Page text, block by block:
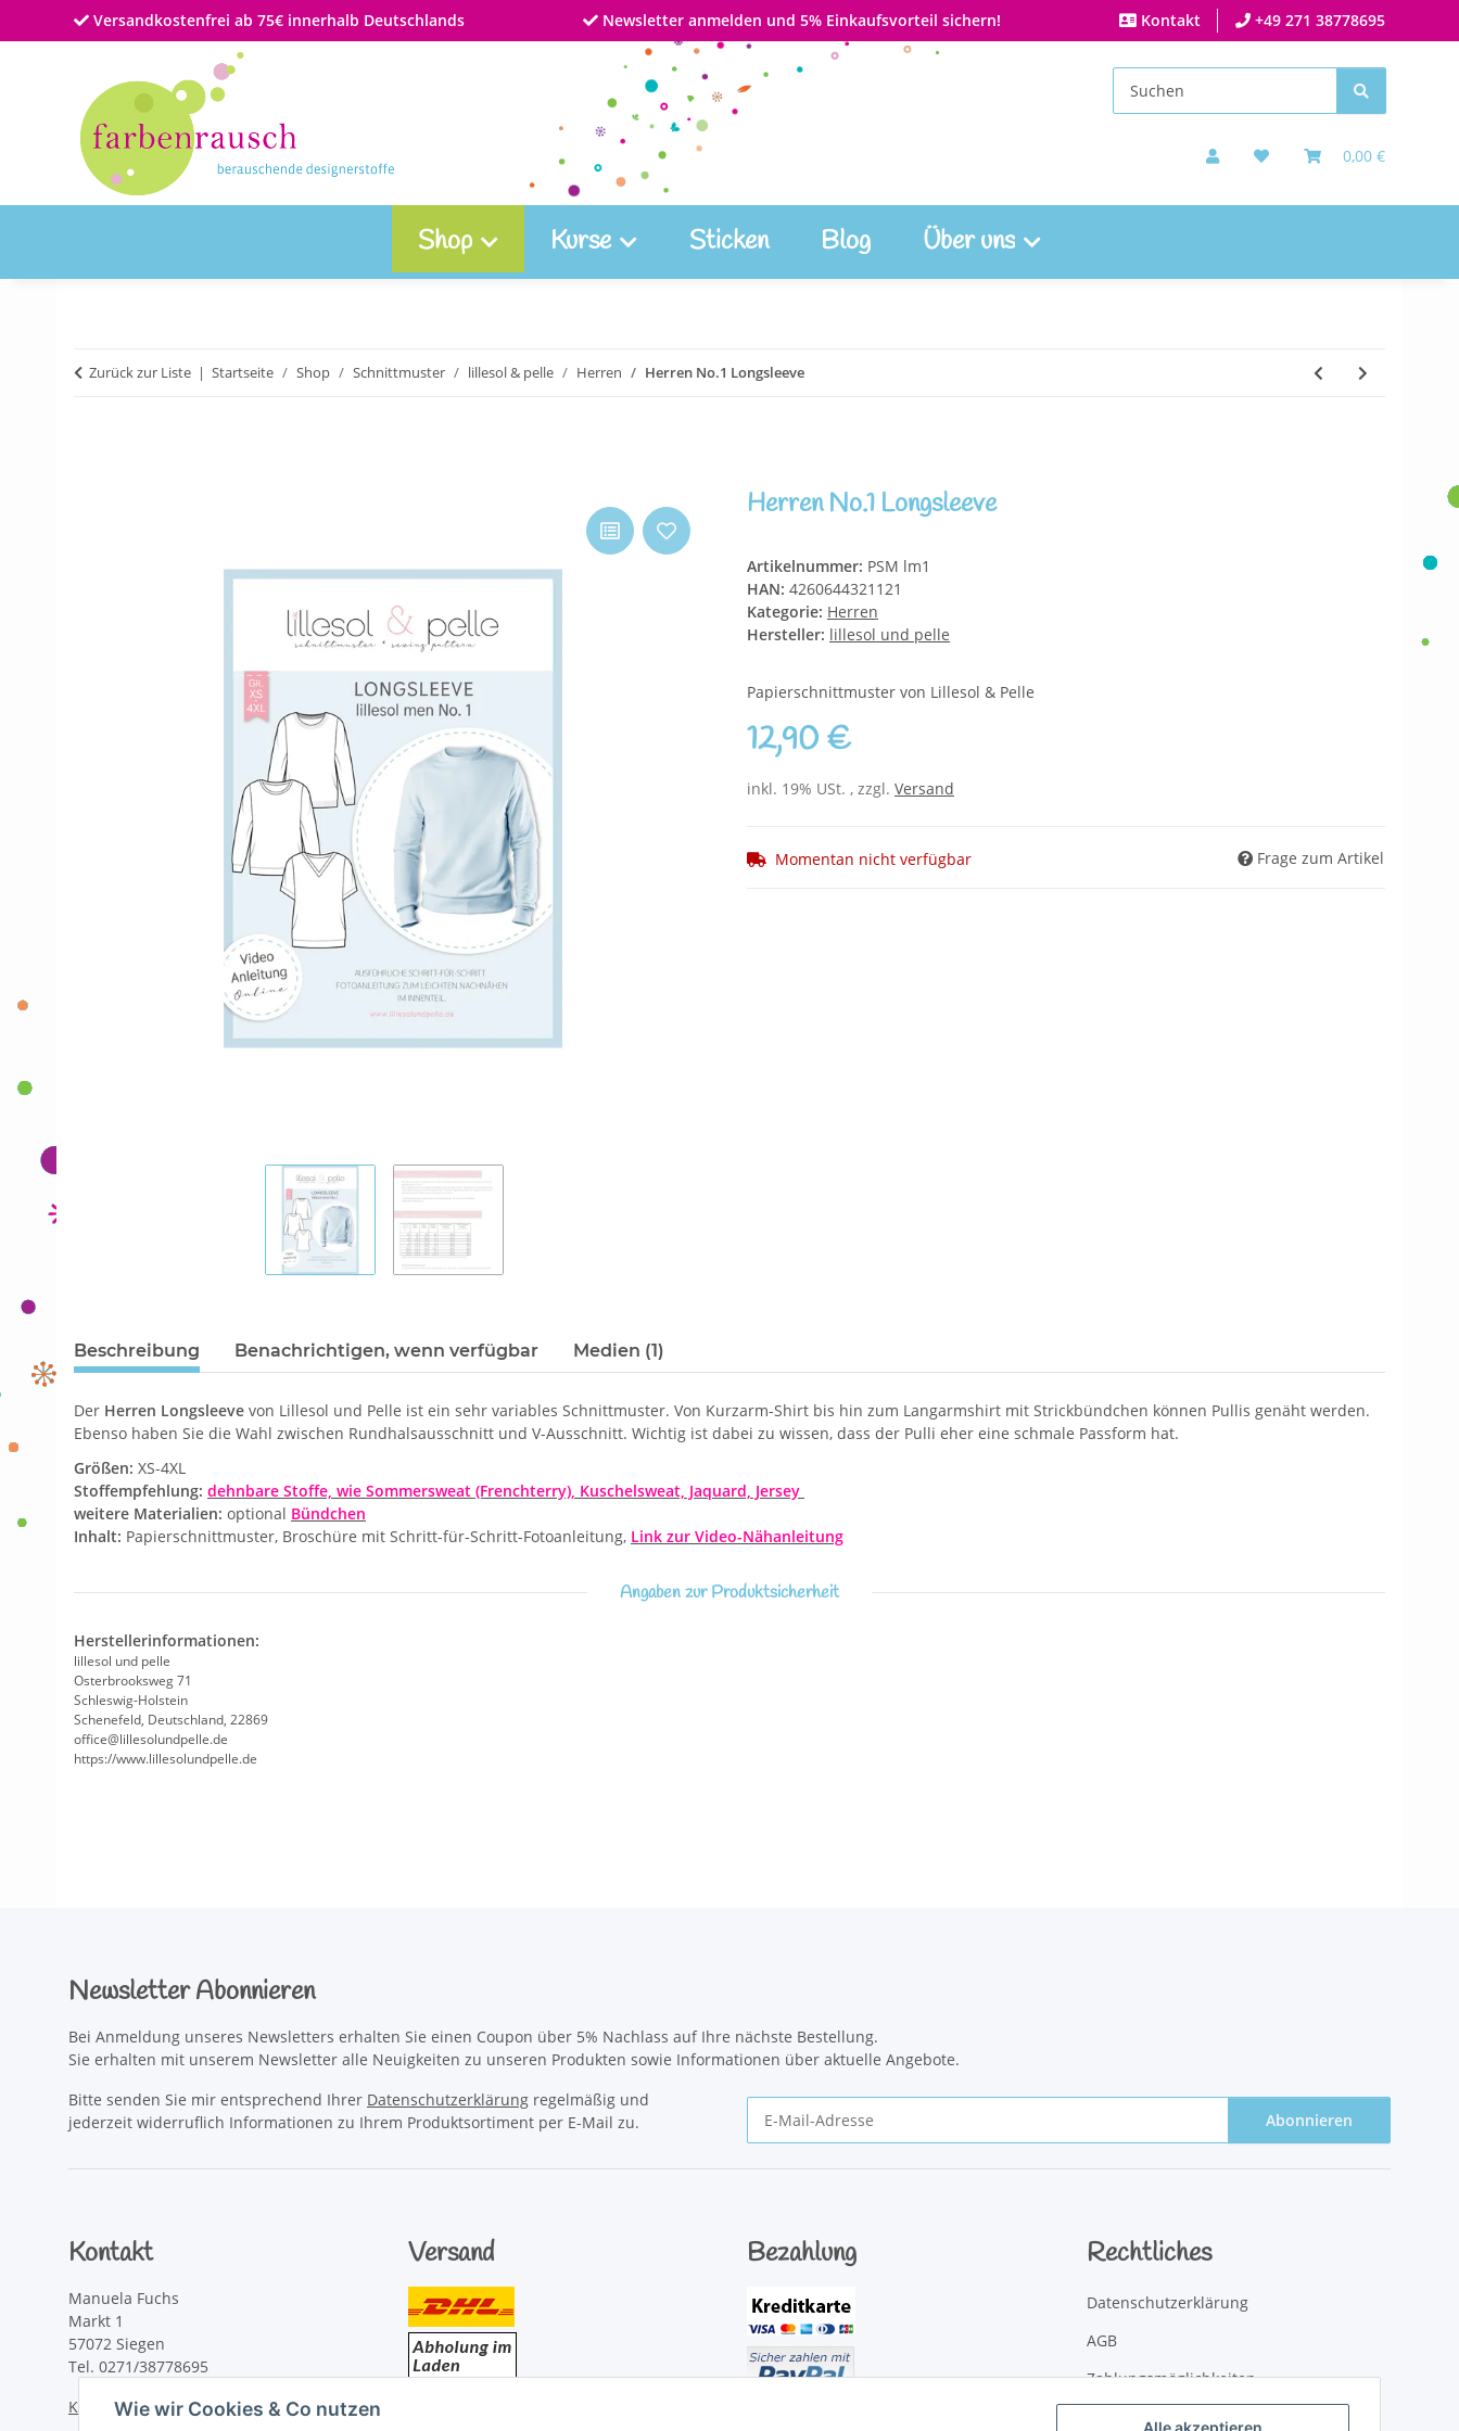
Wie wir Cookies & Co nutzen
Versandkostenfrei ab 75€ innerhalb Deutschlands Newsletter anmelden und 5% Einkaufsvorteil sichern! Kontakt +49 271 38778695
0,00 €
Shop Kurse Sticken Blog Über uns
Zurück zur Liste Startseite Shop Schnittmuster lillesol & pelle Herren Herren No.1 Longsleeve
Herren No.1 Longsleeve
Artikelnummer: PSM lm1
HAN: 4260644321121
Kategorie: Herren
Hersteller: lillesol und pelle
Papierschnittmuster von Lillesol & Pelle
12,90 €
inkl. 19% USt. , zzgl. Versand
Momentan nicht verfügbar Frage zum Artikel
Beschreibung Benachrichtigen, wenn verfügbar Medien (1)
Der Herren Longsleeve von Lillesol und Pelle ist ein sehr variables Schnittmuster. Von Kurzarm-Shirt bis hin zum Langarmshirt mit Strickbündchen können Pullis genäht werden.
Ebenso haben Sie die Wahl zwischen Rundhalsausschnitt und V-Ausschnitt. Wichtig ist dabei zu wissen, dass der Pulli eher eine schmale Passform hat.
Größen: XS-4XL
Stoffempfehlung: dehnbare Stoffe, wie Sommersweat (Frenchterry), Kuschelsweat, Jaquard, Jersey
weitere Materialien: optional Bündchen
Inhalt: Papierschnittmuster, Broschüre mit Schritt-für-Schritt-Fotoanleitung, Link zur Video-Nähanleitung
Angaben zur Produktsicherheit
Herstellerinformationen:
lillesol und pelle
Osterbrooksweg 71
Schleswig-Holstein
Schenefeld, Deutschland, 22869
office@lillesolundpelle.de
https://www.lillesolundpelle.de
Newsletter Abonnieren
Bei Anmeldung unseres Newsletters erhalten Sie einen Coupon über 5% Nachlass auf Ihre nächste Bestellung.
Sie erhalten mit unserem Newsletter alle Neuigkeiten zu unseren Produkten sowie Informationen über aktuelle Angebote.
Bitte senden Sie mir entsprechend Ihrer Datenschutzerklärung regelmäßig und
jederzeit widerruflich Informationen zu Ihrem Produktsortiment per E-Mail zu.
Abonnieren
Kontakt
Manuela Fuchs
Markt 1
57072 Siegen
Tel. 0271/38778695
Kontaktformular
Versand Bezahlung Rechtliches
Datenschutzerklärung
AGB
Zahlungsmöglichkeiten
Versandinformationen